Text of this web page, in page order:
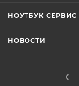
НОУТБУК СЕРВИС
НОВОСТИ